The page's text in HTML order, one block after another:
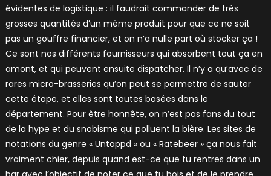
évidentes de logistique : il faudrait commander de très
grosses quantités d’un même produit pour que ce ne soit
pas un gouffre financier, et on n’a nulle part où stocker ça !
Ce sont nos différents fournisseurs qui absorbent tout ça en
amont, et qui peuvent ensuite dispatcher. Il n’y a qu’avec de
rares micro-brasseries qu’on peut se permettre de sauter
cette étape, et elles sont toutes basées dans le
département. Pour être honnête, on n’est pas fans du tout
de la hype et du snobisme qui polluent la bière. Les sites de
notations du genre « Untappd » ou « Ratebeer » ça nous fait
vraiment chier, depuis quand est-ce que tu rentres dans un